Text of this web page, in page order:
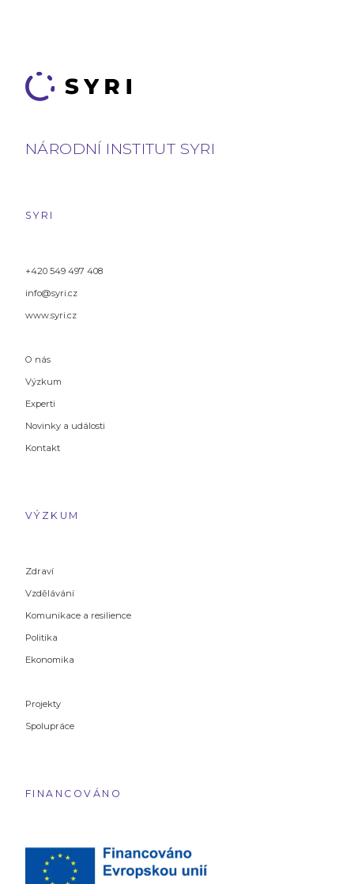
NÁRODNÍ INSTITUT SYRI
SYRI
+420 549 497 408
info@syri.cz
www.syri.cz
O nás
Výzkum
Experti
Novinky a události
Kontakt
VÝZKUM
Zdraví
Vzdělávání
Komunikace a resilience
Politika
Ekonomika
Projekty
Spolupráce
FINANCOVÁNO